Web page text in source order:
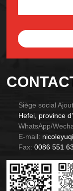
Siège social
Hefei, province
WhatsApp/
E-mail:
Fax: 0086 551